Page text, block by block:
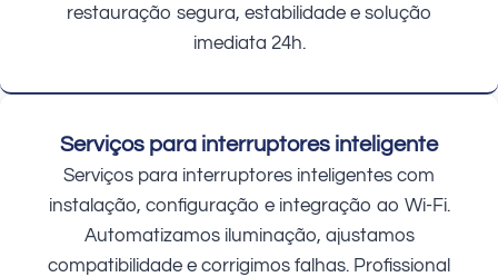
restauração segura, estabilidade e solução
imediata 24h.
Serviços para interruptores inteligente
Serviços para interruptores inteligentes com
instalação, configuração e integração ao Wi-Fi.
Automatizamos iluminação, ajustamos
compatibilidade e corrigimos falhas. Profissional